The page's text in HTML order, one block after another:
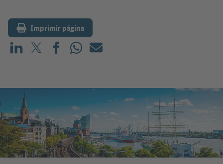
Imprimir página
Compartir en LinkedIn
Compartir en X (antes: Twitter)
Compartir en Facebook
Compartir en WhatsApp
Correo electrónico